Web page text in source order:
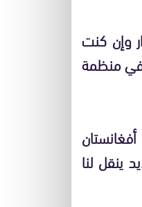
وإن كنت
في منظمة
ينقل لنا